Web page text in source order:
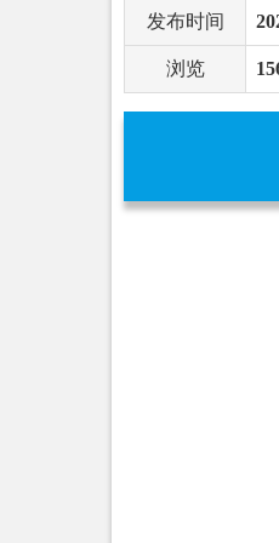
发布时间
浏览